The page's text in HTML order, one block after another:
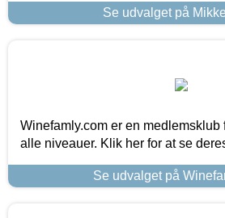
Se udvalget på
Winefamly.com er en medlemsklub
alle niveauer. Klik her for at se
Se udvalget på